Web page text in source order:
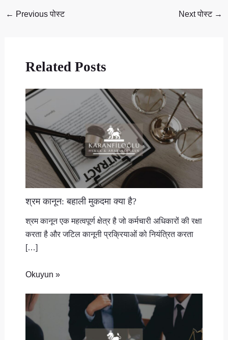
← Previous पोस्ट Next पोस्ट →
Related Posts
श्रम कानून: बहाली मुकदमा क्या है?
श्रम कानून एक महत्वपूर्ण क्षेत्र है जो कर्मचारी अधिकारों की रक्षा
करता है और जटिल कानूनी प्रक्रियाओं को नियंत्रित करता
[…]
Okuyun »